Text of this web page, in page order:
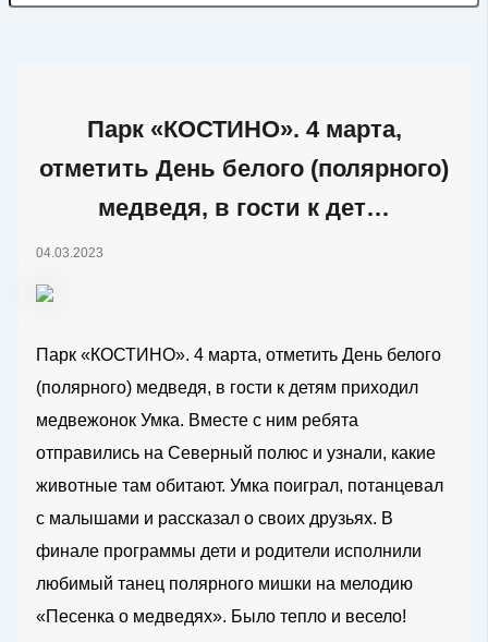
Парк «КОСТИНО». 4 марта,
отметить День белого (полярного)
медведя, в гости к дет…
04.03.2023
Парк «КОСТИНО». 4 марта, отметить День белого
(полярного) медведя, в гости к детям приходил
медвежонок Умка. Вместе с ним ребята
отправились на Северный полюс и узнали, какие
животные там обитают. Умка поиграл, потанцевал
с малышами и рассказал о своих друзьях. В
финале программы дети и родители исполнили
любимый танец полярного мишки на мелодию
«Песенка о медведях». Было тепло и весело!